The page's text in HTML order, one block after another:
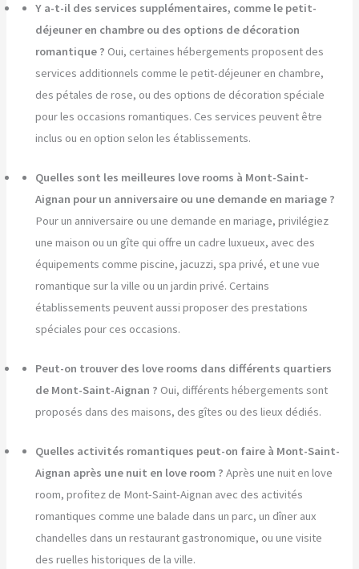
Y a-t-il des services supplémentaires, comme le petit-
déjeuner en chambre ou des options de décoration
romantique ? Oui, certaines hébergements proposent des
services additionnels comme le petit-déjeuner en chambre,
des pétales de rose, ou des options de décoration spéciale
pour les occasions romantiques. Ces services peuvent être
inclus ou en option selon les établissements.
Quelles sont les meilleures love rooms à Mont-Saint-
Aignan pour un anniversaire ou une demande en mariage ?
Pour un anniversaire ou une demande en mariage, privilégiez
une maison ou un gîte qui offre un cadre luxueux, avec des
équipements comme piscine, jacuzzi, spa privé, et une vue
romantique sur la ville ou un jardin privé. Certains
établissements peuvent aussi proposer des prestations
spéciales pour ces occasions.
Peut-on trouver des love rooms dans différents quartiers
de Mont-Saint-Aignan ? Oui, différents hébergements sont
proposés dans des maisons, des gîtes ou des lieux dédiés.
Quelles activités romantiques peut-on faire à Mont-Saint-
Aignan après une nuit en love room ? Après une nuit en love
room, profitez de Mont-Saint-Aignan avec des activités
romantiques comme une balade dans un parc, un dîner aux
chandelles dans un restaurant gastronomique, ou une visite
des ruelles historiques de la ville.